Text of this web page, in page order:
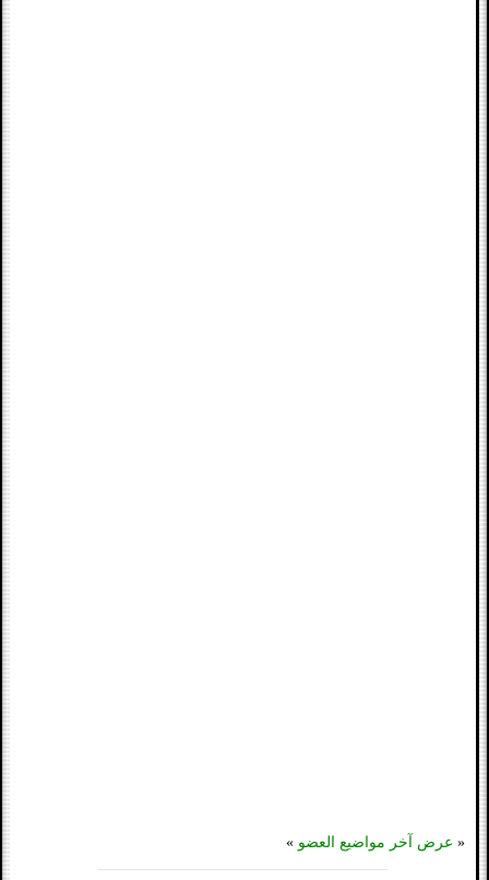
« عرض آخر مواضيع العضو »